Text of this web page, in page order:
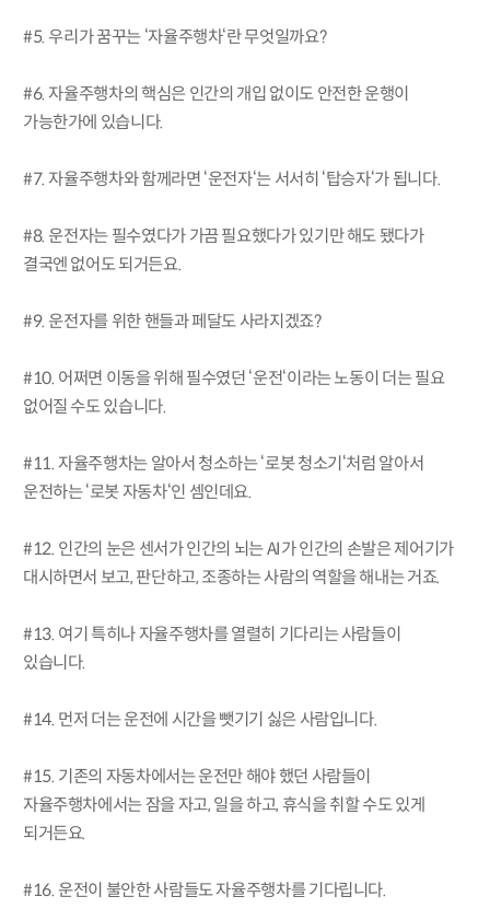
#5. 우리가 꿈꾸는 ‘자율주행차‘란 무엇일까요?
#6. 자율주행차의 핵심은 인간의 개입 없이도 안전한 운행이
가능한가에 있습니다.
#7. 자율주행차와 함께라면 ‘운전자‘는 서서히 ‘탑승자‘가 됩니다.
#8. 운전자는 필수였다가 가끔 필요했다가 있기만 해도 됐다가
결국엔 없어도 되거든요.
#9. 운전자를 위한 핸들과 페달도 사라지겠죠?
#10. 어쩌면 이동을 위해 필수였던 ‘운전‘이라는 노동이 더는 필요
없어질 수도 있습니다.
#11. 자율주행차는 알아서 청소하는 ‘로봇 청소기‘처럼 알아서
운전하는 ‘로봇 자동차‘인 셈인데요.
#12. 인간의 눈은 센서가 인간의 뇌는 AI가 인간의 손발은 제어기가
대시하면서 보고, 판단하고, 조종하는 사람의 역할을 해내는 거죠.
#13. 여기 특히나 자율주행차를 열렬히 기다리는 사람들이
있습니다.
#14. 먼저 더는 운전에 시간을 뺏기기 싫은 사람입니다.
#15. 기존의 자동차에서는 운전만 해야 했던 사람들이
자율주행차에서는 잠을 자고, 일을 하고, 휴식을 취할 수도 있게
되거든요.
#16. 운전이 불안한 사람들도 자율주행차를 기다립니다.